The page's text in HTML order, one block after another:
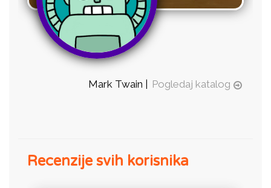
Mark Twain | Pogledaj katalog
Recenzije svih korisnika